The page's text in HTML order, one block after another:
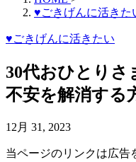
♥ごきげんに活きた
♥ごきげんに活きたい
30代おひとりさ
不安を解消する
12月 31, 2023
当ページのリンクは広告